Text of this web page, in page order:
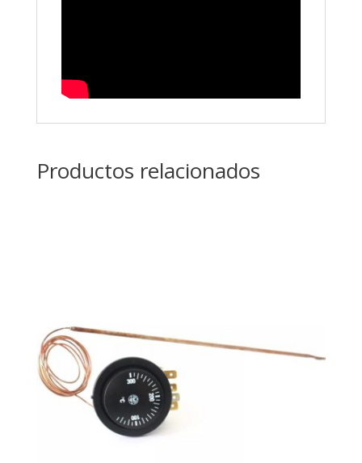
Productos relacionados